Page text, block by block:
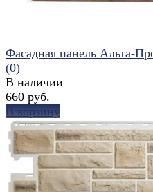
избранное сравнить
Фасадная панель Альта-
(0)
В наличии
660 руб.
В корзину